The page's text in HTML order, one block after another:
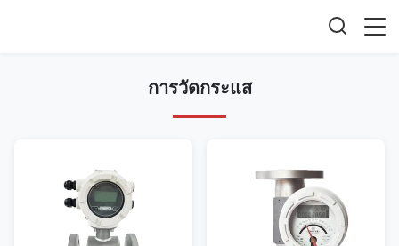
การวัดกระแส